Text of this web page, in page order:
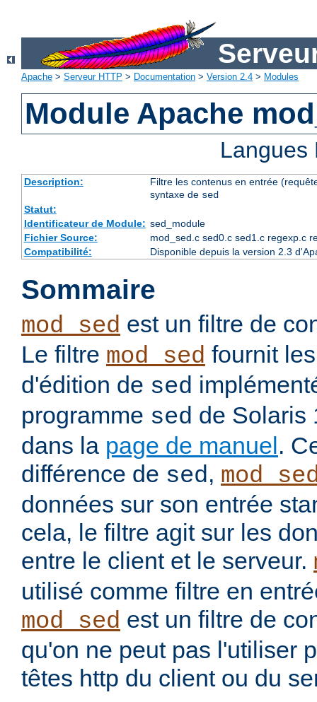
Apache > Serveur HTTP > Documentation > Version 2.4 > Modules
Module Apache
Description:
Filtre les contenus en entrée
syntaxe de sed
Statut:
Identificateur de Module: sed_module
Fichier Source:
mod_sed.c sed0.c sed1.c regexp.c
Compatibilité:
Disponible depuis la version 2.3
Sommaire
mod_sed est un filtre de
Le filtre mod_sed fournit
d'édition de sed
programme sed de Solaris
dans la page de manuel .
différence de sed,
données sur son entrée
cela, le filtre agit sur les
entre le client et le serveur.
utilisé comme filtre en
mod_sed est un filtre de
qu'on ne peut pas l'utiliser
têtes http du client ou du